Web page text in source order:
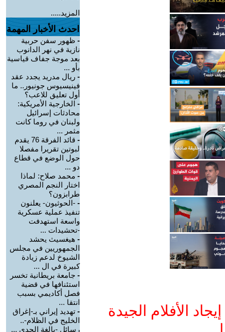
الأفلام الجيدة
المزيد.....
احدث الأخبار المهمة
- ظهور سفن حربية
نازية في نهر الدانوب
بعد موجة جفاف قياسية
بأو ...
- ريال مدريد يجدد عقد
فينيسيوس جونيور.. ما
أول تعليق للاعب؟
- الخارجية الأمريكية:
محادثات إسرائيل
ولبنان في روما كانت
مثمر ...
-
قائد الفرقة 76 يقدم
لبوتين تقريرا مفصلا
حول الوضع في قطاع
دو ...
- محمد صلاح: لماذا
اختار النجم المصري
طرابزون؟
- -الحوثيون- يعلنون
تنفيذ عملية عسكرية
واسعة استهدفت
-تحشيدات ...
- هيغسيث يحشد
الجمهوريين في مجلس
الشيوخ لدعم زيادة
كبيرة في ال ...
- جامعة بريطانية تخسر
استئنافها في قضية
فصل أكاديمي بسبب
انتقا ...
- تهديد إيراني بـ-إغراق
الخليج في الظلام-..
رسائل -بالغة الجدي ...